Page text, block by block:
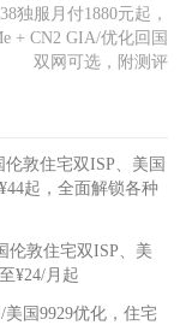
独服月付1880元起，
+ CN2 GIA/优化回国
双网可选，附测评
伦敦住宅双ISP、美国
起，全面解锁各种
伦敦住宅双ISP、美
¥24/月起
美国9929优化，住宅